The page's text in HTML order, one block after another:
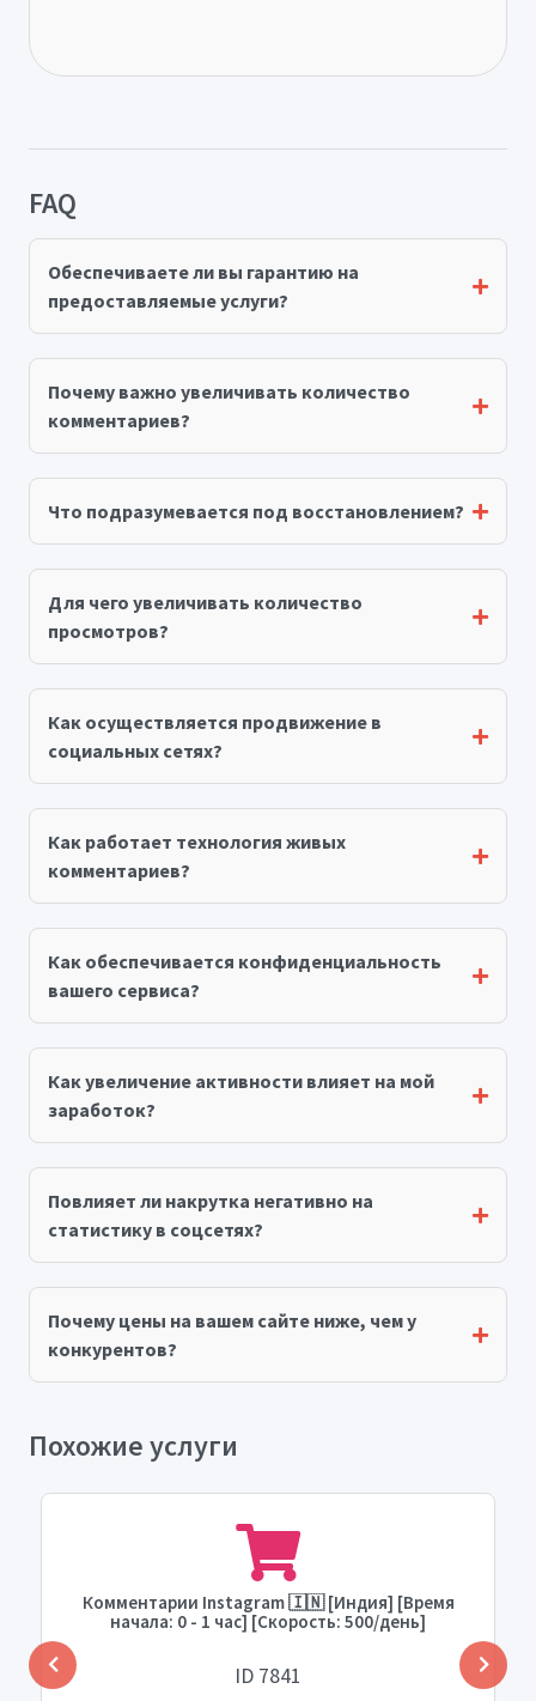
FAQ
Обеспечиваете ли вы гарантию на
предоставляемые услуги?
Почему важно увеличивать количество
комментариев?
Что подразумевается под восстановлением?
Для чего увеличивать количество
просмотров?
Как осуществляется продвижение в
социальных сетях?
Как работает технология живых
комментариев?
Как обеспечивается конфиденциальность
вашего сервиса?
Как увеличение активности влияет на мой
заработок?
Повлияет ли накрутка негативно на
статистику в соцсетях?
Почему цены на вашем сайте ниже, чем у
конкурентов?
Похожие услуги
Комментарии Instagram 🇮🇳 [Индия] [Время
начала: 0 - 1 час] [Скорость: 500/день]
ID 7841